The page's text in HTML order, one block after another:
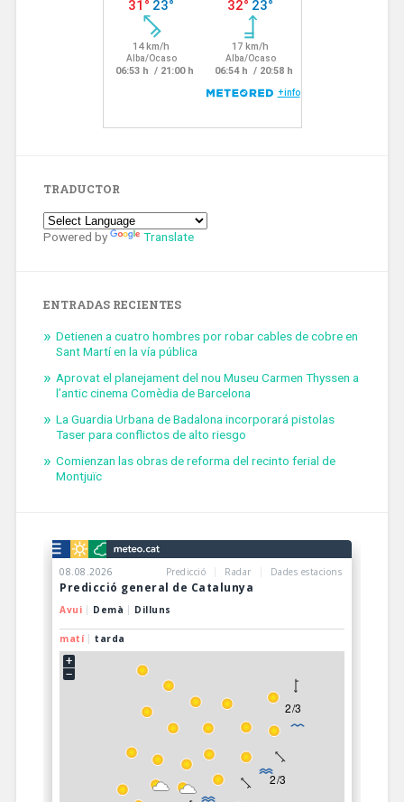
TRADUCTOR
Powered by Translate
ENTRADAS RECIENTES
Detienen a cuatro hombres por robar cables de cobre en
Sant Martí en la vía pública
Aprovat el planejament del nou Museu Carmen Thyssen a
l’antic cinema Comèdia de Barcelona
La Guardia Urbana de Badalona incorporará pistolas
Taser para conflictos de alto riesgo
Comienzan las obras de reforma del recinto ferial de
Montjuïc